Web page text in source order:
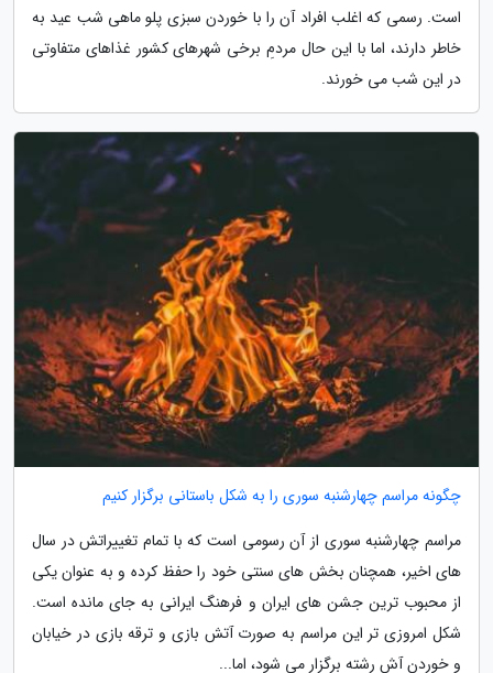
است. رسمی که اغلب افراد آن را با خوردن سبزی پلو ماهی شب عید به
خاطر دارند، اما با این حال مردمِ برخی شهرهای کشور غذاهای متفاوتی
در این شب می خورند.
چگونه مراسم چهارشنبه سوری را به شکل باستانی برگزار کنیم
مراسم چهارشنبه سوری از آن رسومی است که با تمام تغییراتش در سال
های اخیر، همچنان بخش های سنتی خود را حفظ کرده و به عنوان یکی
از محبوب ترین جشن های ایران و فرهنگ ایرانی به جای مانده است.
شکل امروزی تر این مراسم به صورت آتش بازی و ترقه بازی در خیابان
و خوردن آش رشته برگزار می شود، اما...